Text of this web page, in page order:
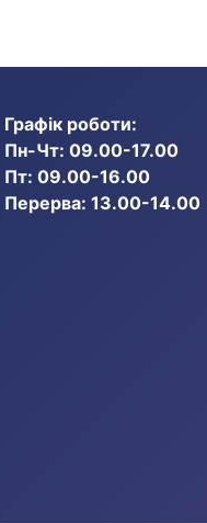
Графік роботи:
Пн-Чт: 09.00-17.00
Пт: 09.00-16.00
Перерва: 13.00-14.00